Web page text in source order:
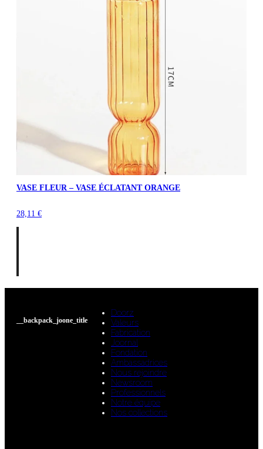
VASE FLEUR – VASE ÉCLATANT ORANGE
28,11 €
__backpack_joone_title
Doorz
Valeurs
Fabrication
Joornal
Fondation
Ambassadrices
Nous rejoindre
Newsroom
Professionnels
Notre équipe
Nos collections